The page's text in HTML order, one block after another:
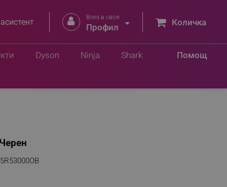
 Влез в своя
Профил  Количка
Помощ
Dyson Ninja Shark